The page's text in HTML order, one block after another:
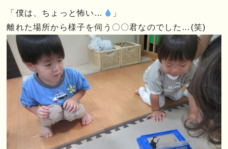
「僕は、ちょっと怖い…
」
離れた場所から様子を伺う〇〇君なのでした…(笑)